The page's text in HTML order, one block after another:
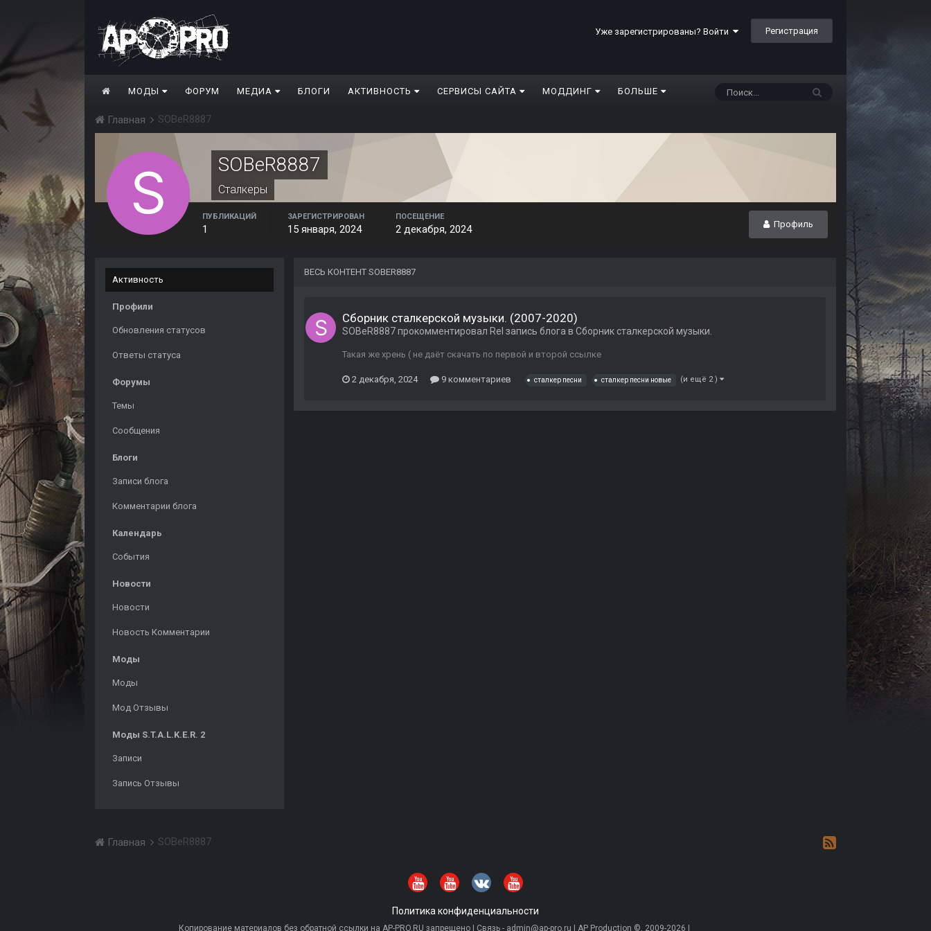
Уже зарегистрированы? Войти Регистрация
МОДЫ ФОРУМ МЕДИА БЛОГИ АКТИВНОСТЬ СЕРВИСЫ САЙТА МОДДИНГ БОЛЬШЕ
Главная SOBeR8887
SOBeR8887
Сталкеры
Профиль
ПУБЛИКАЦИЙ
1
ЗАРЕГИСТРИРОВАН
15 января, 2024
ПОСЕЩЕНИЕ
2 декабря, 2024
Активность
Профили
Обновления статусов
Ответы статуса
Форумы
Темы
Сообщения
Блоги
Записи блога
Комментарии блога
Календарь
События
Новости
Новости
Новость Комментарии
Моды
Моды
Мод Отзывы
Моды S.T.A.L.K.E.R. 2
Записи
Запись Отзывы
ВЕСЬ КОНТЕНТ SOBER8887
Сборник сталкерской музыки. (2007-2020)
SOBeR8887прокомментировал Rel запись блога в Сборник сталкерской музыки.
Такая же хрень ( не даёт скачать по первой и второй ссылке
2 декабря, 2024 9 комментариев сталкер песни сталкер песни новые (и ещё 2 )
Главная SOBeR8887
Политика конфиденциальности
Копирование материалов без обратной ссылки на AP-PRO.RU запрещено | Связь - admin@ap-pro.ru | AP Production ©, 2009-2026 |